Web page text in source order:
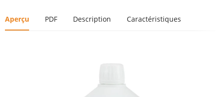
Aperçu PDF Description Caractéristiques